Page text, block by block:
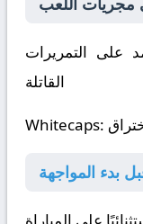
على التمريرات
القاتلة
Whitecaps